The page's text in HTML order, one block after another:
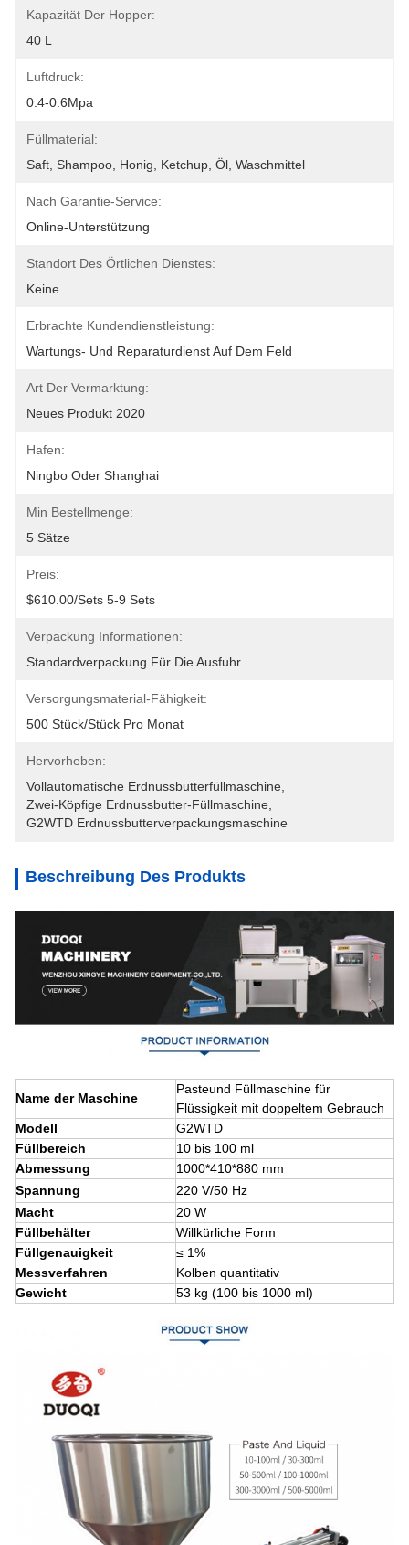
Kapazität Der Hopper:
40 L
Luftdruck:
0.4-0.6Mpa
Füllmaterial:
Saft, Shampoo, Honig, Ketchup, Öl, Waschmittel
Nach Garantie-Service:
Online-Unterstützung
Standort Des Örtlichen Dienstes:
Keine
Erbrachte Kundendienstleistung:
Wartungs- Und Reparaturdienst Auf Dem Feld
Art Der Vermarktung:
Neues Produkt 2020
Hafen:
Ningbo Oder Shanghai
Min Bestellmenge:
5 Sätze
Preis:
$610.00/sets 5-9 Sets
Verpackung Informationen:
Standardverpackung Für Die Ausfuhr
Versorgungsmaterial-Fähigkeit:
500 Stück/Stück Pro Monat
Hervorheben:
Vollautomatische Erdnussbutterfüllmaschine
Zwei-Köpfige Erdnussbutter-Füllmaschine
G2WTD Erdnussbutterverpackungsmaschine
Beschreibung Des Produkts
Name der Maschine
Pasteund Füllmaschine für
Flüssigkeit mit doppeltem Gebrauch
Modell
G2WTD
Füllbereich
10 bis 100 ml
Abmessung
1000*410*880 mm
Spannung
220 V/50 Hz
Macht
20 W
Füllbehälter
Willkürliche Form
Füllgenauigkeit
≤ 1%
Messverfahren
Kolben quantitativ
Gewicht
53 kg (100 bis 1000 ml)